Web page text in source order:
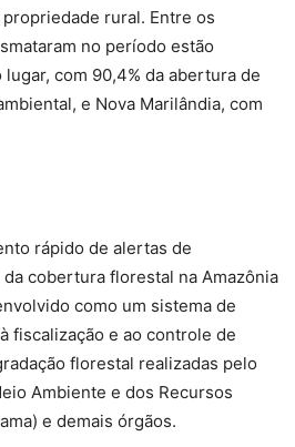
rural. Entre os
no período estão
com 90,4% da abertura de
e Nova Marilândia, com
rápido de alertas de
cobertura florestal na Amazônia
como um sistema de
fiscalização e ao controle de
florestal realizadas pelo
Ambiente e dos Recursos
e demais órgãos.